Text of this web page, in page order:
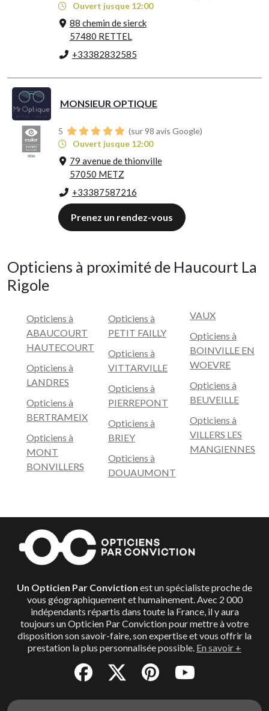
Ouvert jusque 12:00
88 chemin de sierck
57480 RETTEL
+33382832585
MONSIEUR OPTIQUE
5
(sur 98 avis Google)
Ouvert jusque 12:00
79 avenue de thionville
57050 METZ
+33387587216
Prenez un rendez-vous
Opticiens à proximité de Haucourt La
Rigole
Opticiens à
ABAUCOURT
HAUTECOURT
Opticiens à
LANDRES
Opticiens à
BERTRAMEIX
Opticiens à
MONT
BONVILLERS
Opticiens à
PETIT FAILLY
Opticiens à
VITTARVILLE
Opticiens à
PIERREPONT
Opticiens à
BRIEY
Opticiens à
DOUAUMONT
VAUX
Opticiens à
BOINVILLE EN
WOEVRE
Opticiens à
BEUVEILLE
Opticiens à
VILLERS LES
MANGIENNES
Un Opticien Par Conviction est un spécialiste proche de
vous géographiquement et humainement. Avec 2 000
indépendants répartis dans toute la France, il y aura
toujours un Opticien Par Conviction pour mettre à votre
disposition son savoir-faire, son expertise et vous offrir la
prestation la plus personnalisée possible. En savoir +